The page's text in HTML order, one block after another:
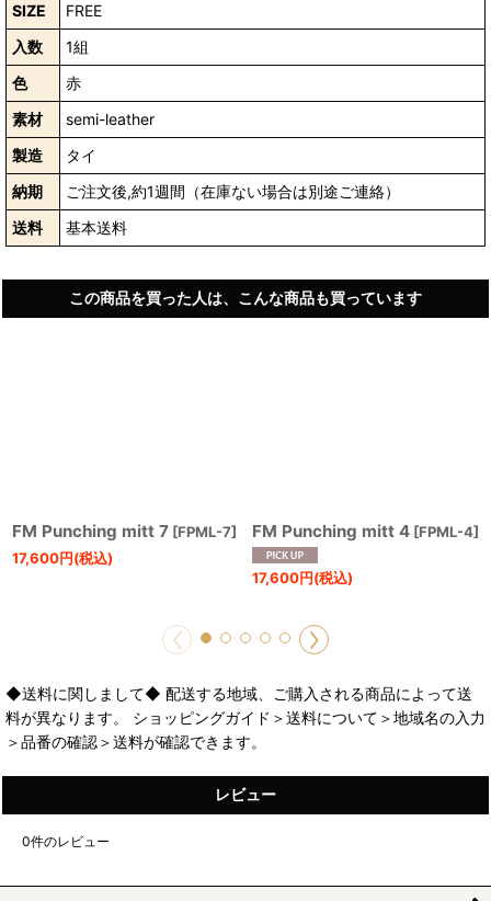
SIZE
FREE
入数
1組
色
赤
素材
semi-leather
製造
タイ
納期
ご注文後,約1週間（在庫ない場合は別途ご連絡）
送料
基本送料
この商品を買った人は、こんな商品も買っています
FM Punching mitt 7 [FPML-7]
17,600円(税込)
FM Punching mitt 4 [FPML-4]
17,600円(税込)
◆送料に関しまして◆ 配送する地域、ご購入される商品によって送
料が異なります。 ショッピングガイド＞送料について＞地域名の入力
＞品番の確認＞送料が確認できます。
レビュー
0件のレビュー